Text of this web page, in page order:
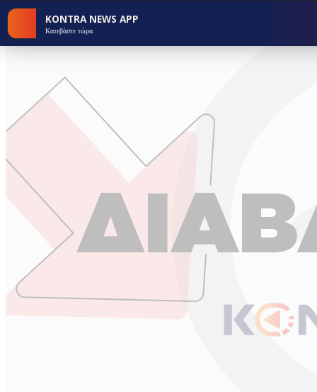
KONTRA NEWS APP
Κατεβάστε τώρα